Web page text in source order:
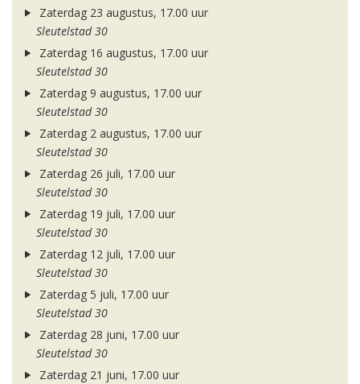
Zaterdag 23 augustus, 17.00 uur
Sleutelstad 30
Zaterdag 16 augustus, 17.00 uur
Sleutelstad 30
Zaterdag 9 augustus, 17.00 uur
Sleutelstad 30
Zaterdag 2 augustus, 17.00 uur
Sleutelstad 30
Zaterdag 26 juli, 17.00 uur
Sleutelstad 30
Zaterdag 19 juli, 17.00 uur
Sleutelstad 30
Zaterdag 12 juli, 17.00 uur
Sleutelstad 30
Zaterdag 5 juli, 17.00 uur
Sleutelstad 30
Zaterdag 28 juni, 17.00 uur
Sleutelstad 30
Zaterdag 21 juni, 17.00 uur